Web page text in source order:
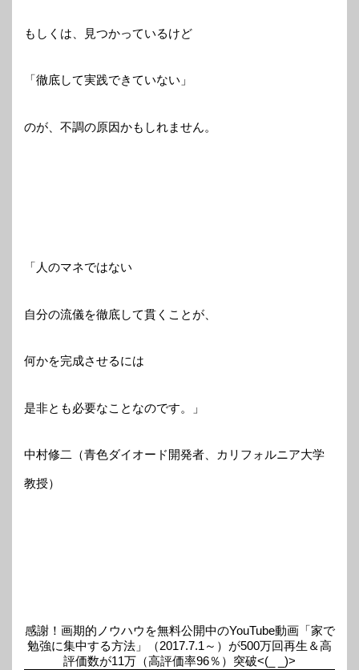
もしくは、見つかっているけど
「徹底して実践できていない」
のが、不調の原因かもしれません。
「人のマネではない
自分の流儀を徹底して貫くことが、
何かを完成させるには
是非とも必要なことなのです。」
中村修二（青色ダイオード開発者、カリフォルニア大学
教授）
感謝！画期的ノウハウを無料公開中のYouTube動画「家で
勉強に集中する方法」（2017.7.1～）が500万回再生＆高
評価数が11万（高評価率96％）突破<(_ _)>